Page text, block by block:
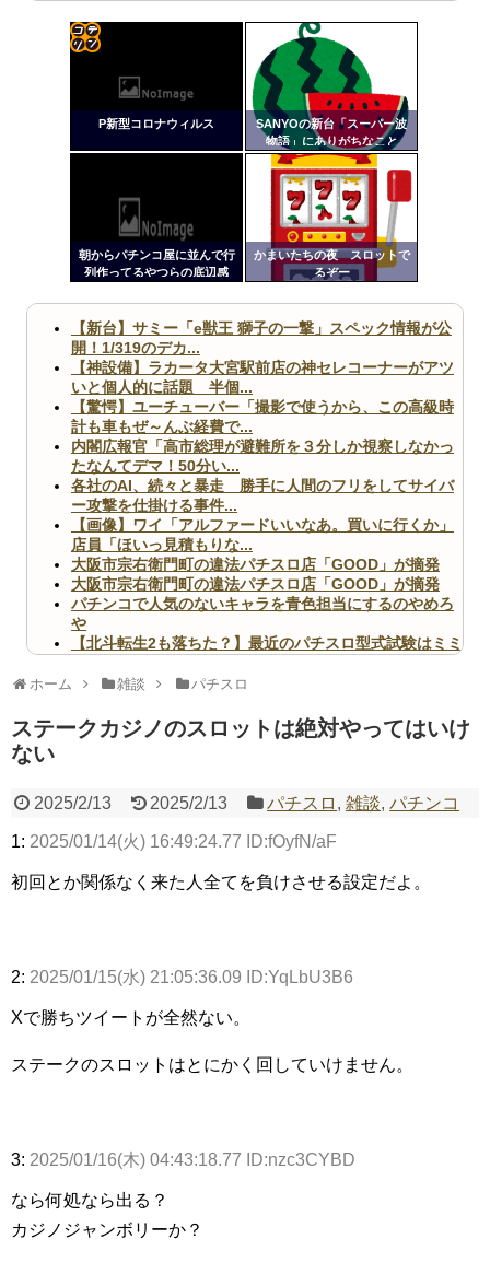
【閲覧注意】俺が近くにいると機械が壊れるんだけどさ
【画像】ペプシコーラ社、「こういうのでいいんだよ」
P新型コロナウィルス
SANYOの新台「スーパー波
物語」にありがちなこと
朝からパチンコ屋に並んで行
列作ってるやつらの底辺感
かまいたちの夜 スロットで
るぞー
更新
ツー
【新台】サミー「e獣王 獅子の一撃」スペック情報が公
開！1/319のデカ...
【神設備】ラカータ大宮駅前店の神セレコーナーがアツ
いと個人的に話題 半個...
【驚愕】ユーチューバー「撮影で使うから、この高級時
計も車もぜ～んぶ経費で...
内閣広報官「高市総理が避難所を３分しか視察しなかっ
たなんてデマ！50分い...
各社のAI、続々と暴走 勝手に人間のフリをしてサイバ
ー攻撃を仕掛ける事件...
【画像】ワイ「アルファードいいなあ。買いに行くか」
店員「ほいっ見積もりな...
大阪市宗右衛門町の違法パチスロ店「GOOD」が摘発
大阪市宗右衛門町の違法パチスロ店「GOOD」が摘発
パチンコで人気のないキャラを青色担当にするのやめろ
や
【北斗転生2も落ちた？】最近のパチスロ型式試験はミミ
無職のパチンコカス(22)なんやが、ワイの人生どれくら
AngelBeats!とかいうクソアニメの思い出ｗｗｗ
Powered by livedoor 相互RSS
ホーム 雑談 パチスロ
ステークカジノのスロットは絶対やってはいけ
ない
2025/2/13 2025/2/13 パチスロ ,雑談,パチンコ
1: 2025/01/14(火) 16:49:24.77 ID:fOyfN/aF
初回とか関係なく来た人全てを負けさせる設定だよ。
2: 2025/01/15(水) 21:05:36.09 ID:YqLbU3B6
Xで勝ちツイートが全然ない。
ステークのスロットはとにかく回していけません。
3: 2025/01/16(木) 04:43:18.77 ID:nzc3CYBD
なら何処なら出る？
カジノジャンボリーか？